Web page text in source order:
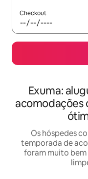
Checkout
Exuma:
acomodações
Os hóspedes
temporada de
foram muito bem